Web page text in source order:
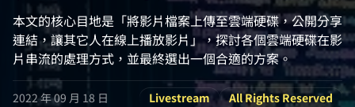
本文的核心目地是「將影片檔案上傳至雲端硬碟，公開分享
連結，讓其它人在線上播放影片」，探討各個雲端硬碟在影
片串流的處理方式，並最終選出一個合適的方案。
2022 年 09 月 18 日 Livestream All Rights Reserved